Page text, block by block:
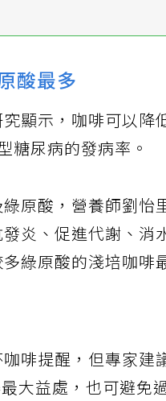
酸最多
顯示，咖啡可以降
糖尿病的發病率。
綠原酸，營養師劉怡
炎、促進代謝、消
綠原酸的淺培咖啡
啡提醒，但專家建